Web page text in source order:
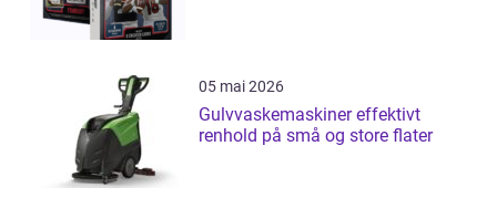
05 mai 2026
Gulvvaskemaskiner effektivt
renhold på små og store flater